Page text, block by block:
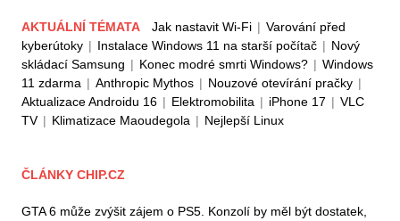
AKTUÁLNÍ TÉMATA Jak nastavit Wi-Fi | Varování před
kyberútoky | Instalace Windows 11 na starší počítač | Nový
skládací Samsung | Konec modré smrti Windows? | Windows
11 zdarma | Anthropic Mythos | Nouzové otevírání pračky |
Aktualizace Androidu 16 | Elektromobilita | iPhone 17 | VLC
TV | Klimatizace Maoudegola | Nejlepší Linux
ČLÁNKY CHIP.CZ
GTA 6 může zvýšit zájem o PS5. Konzolí by měl být dostatek,